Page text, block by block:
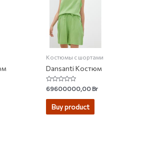
Костюмы с шортами
Dansanti Костюм
Rated
0
out
69600000,00Br
Buy product